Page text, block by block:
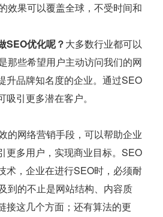
效果可以覆盖全球，不受时间和
SEO优化呢？大多数行业都可以
那些希望用户主动访问我们的网
升品牌知名度的企业。通过SEO
引更多潜在客户。
的网络营销手段，可以帮助企业
更多用户，实现商业目标。SEO
术，企业在进行SEO时，必须耐
到的不止是网站结构、内容质
接这几个方面；还有算法的更